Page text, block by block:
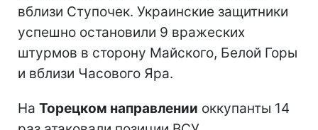
вблизи Ступочек. Украинские защитники
успешно остановили 9 вражеских
штурмов в сторону Майского, Белой Горы
и вблизи Часового Яра.
На Торецком направлении оккупанты 14